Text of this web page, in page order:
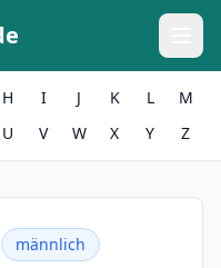
H I J K L
M
U V W X Y Z
männlich